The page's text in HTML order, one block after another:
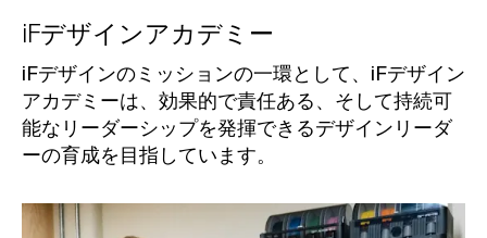
iFデザインアカデミー
iFデザインのミッションの一環として、iFデザイン
アカデミーは、効果的で責任ある、そして持続可
能なリーダーシップを発揮できるデザインリーダ
ーの育成を目指しています。